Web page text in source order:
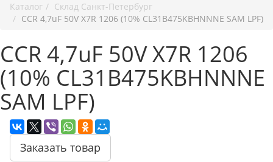
Каталог
Cклад Санкт-Петербург
CCR 4,7uF 50V X7R 1206 (10% CL31B475KBHNNNE SAM LPF)
CCR 4,7uF 50V X7R 1206
(10% CL31B475KBHNNNE
SAM LPF)
Заказать товар